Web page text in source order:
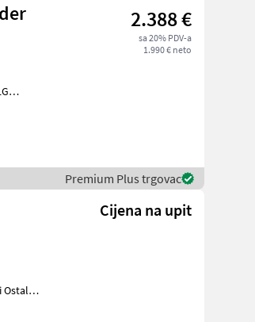
2.388 €
sa 20% PDV-a
1.990 € neto
Premium Plus trgovac
Cijena na upit